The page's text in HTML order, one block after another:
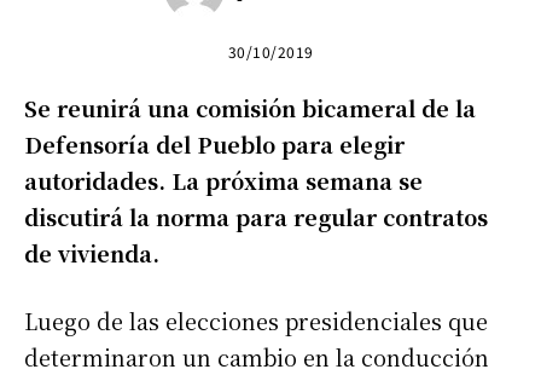
30/10/2019
Se reunirá una comisión bicameral de la
Defensoría del Pueblo para elegir
autoridades. La próxima semana se
discutirá la norma para regular contratos
de vivienda.
Luego de las elecciones presidenciales que
determinaron un cambio en la conducción